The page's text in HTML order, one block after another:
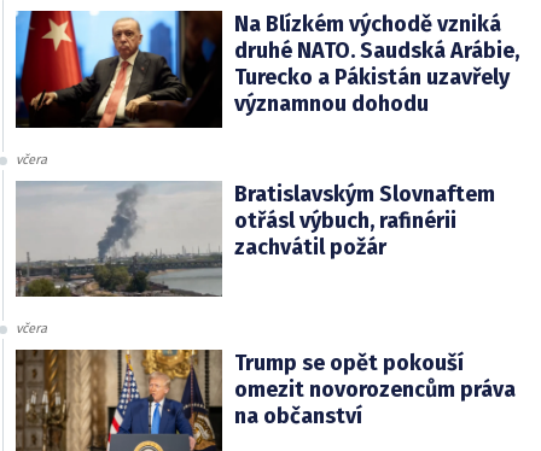
Na Blízkém východě vzniká
druhé NATO. Saudská Arábie,
Turecko a Pákistán uzavřely
významnou dohodu
včera
Bratislavským Slovnaftem
otřásl výbuch, rafinérii
zachvátil požár
včera
Trump se opět pokouší
omezit novorozencům práva
na občanství